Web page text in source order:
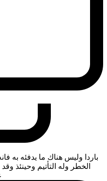
باردا وليس هناك ما يدفئه به
الخطر وله التأتيم وحينئذ